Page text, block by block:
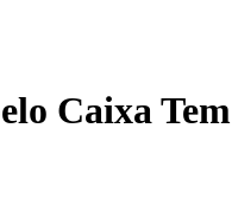
Caixa Tem